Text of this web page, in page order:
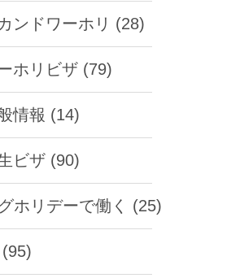
ンドワーホリ (28)
ホリビザ (79)
情報 (14)
ビザ (90)
ホリデーで働く (25)